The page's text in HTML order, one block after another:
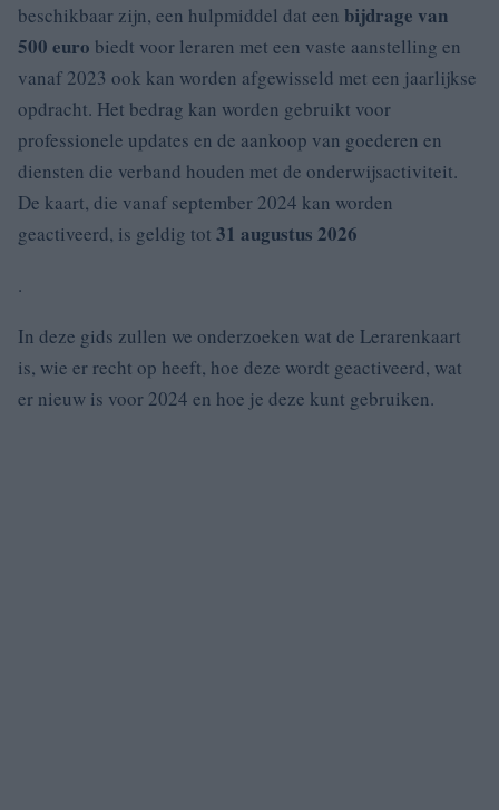
beschikbaar zijn, een hulpmiddel dat een bijdrage van
500 euro biedt voor leraren met een vaste aanstelling en
vanaf 2023 ook kan worden afgewisseld met een jaarlijkse
opdracht. Het bedrag kan worden gebruikt voor
professionele updates en de aankoop van goederen en
diensten die verband houden met de onderwijsactiviteit.
De kaart, die vanaf september 2024 kan worden
geactiveerd, is geldig tot 31 augustus 2026
.
In deze gids zullen we onderzoeken wat de Lerarenkaart
is, wie er recht op heeft, hoe deze wordt geactiveerd, wat
er nieuw is voor 2024 en hoe je deze kunt gebruiken.